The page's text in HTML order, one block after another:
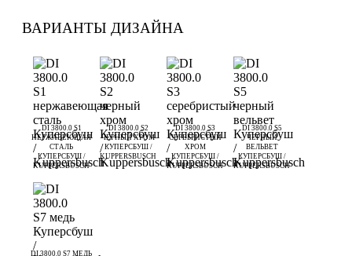
ВАРИАНТЫ ДИЗАЙНА
DI 3800.0 S1
НЕРЖАВЕЮЩАЯ
СТАЛЬ
КУПЕРСБУШ /
KUPPERSBUSCH
DI 3800.0 S2
ЧЕРНЫЙ ХРОМ
КУПЕРСБУШ /
KUPPERSBUSCH
DI 3800.0 S3
СЕРЕБРИСТЫЙ
ХРОМ
КУПЕРСБУШ /
KUPPERSBUSCH
DI 3800.0 S5
ЧЕРНЫЙ
ВЕЛЬВЕТ
КУПЕРСБУШ /
KUPPERSBUSCH
DI 3800.0 S7 МЕДЬ